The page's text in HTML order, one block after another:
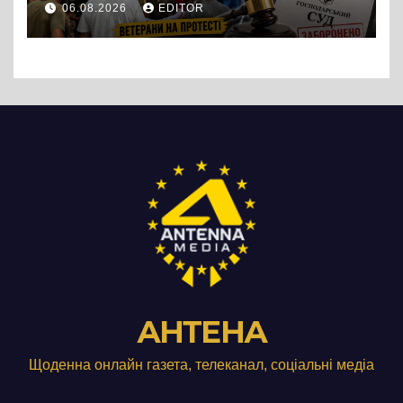
підприємства ТОВ «Омега
Три», що займається
06.08.2026 EDITOR
АНТЕНА
Щоденна онлайн газета, телеканал, соціальні медіа